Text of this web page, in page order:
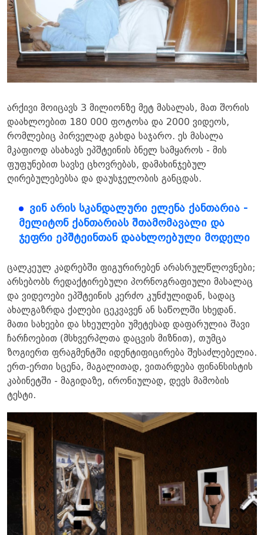
არქივი მოიცავს 3 მილიონზე მეტ მასალას, მათ შორის
დაახლოებით 180 000 ფოტოსა და 2000 ვიდეოს,
რომლებიც პირველად გახდა საჯარო. ეს მასალა
მკაფიოდ ასახავს ეპშტეინის ბნელ სამყაროს - მის
ფუფუნებით სავსე ცხოვრებას, დამახინჯებულ
ღირებულებებსა და დაუსჯელობის განცდას.
ვინ არის სკანდალური ელენა ქანთარია -
მელიტონ ქანთარიას შთამომავალი და
ჯეფრი ეპშტეინთან დაახლოებული მოდელი
ცალკეულ კადრებში ფიგურირებენ არასრულწლოვნები;
არსებობს რედაქტირებული პორნოგრაფიული მასალაც
და ვიდეოები ეპშტეინის კერძო კუნძულიდან, სადაც
ახალგაზრდა ქალები ცეკვავენ ან საწოლში სხედან.
მათი სახეები და სხეულები უმეტესად დაფარულია შავი
ჩარჩოებით (მსხვერპლთა დაცვის მიზნით), თუმცა
ზოგიერთ ფრაგმენტში იდენტიფიცირება შესაძლებელია.
ერთ-ერთი სცენა, მაგალითად, ვითარდება ფინანსისტის
კაბინეტში - მაგიდაზე, ირონიულად, დევს მამობის
ტესტი.